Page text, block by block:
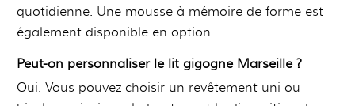
quotidienne. Une mousse à mémoire de forme est
également disponible en option.
Peut-on personnaliser le lit gigogne Marseille ?
Oui. Vous pouvez choisir un revêtement uni ou